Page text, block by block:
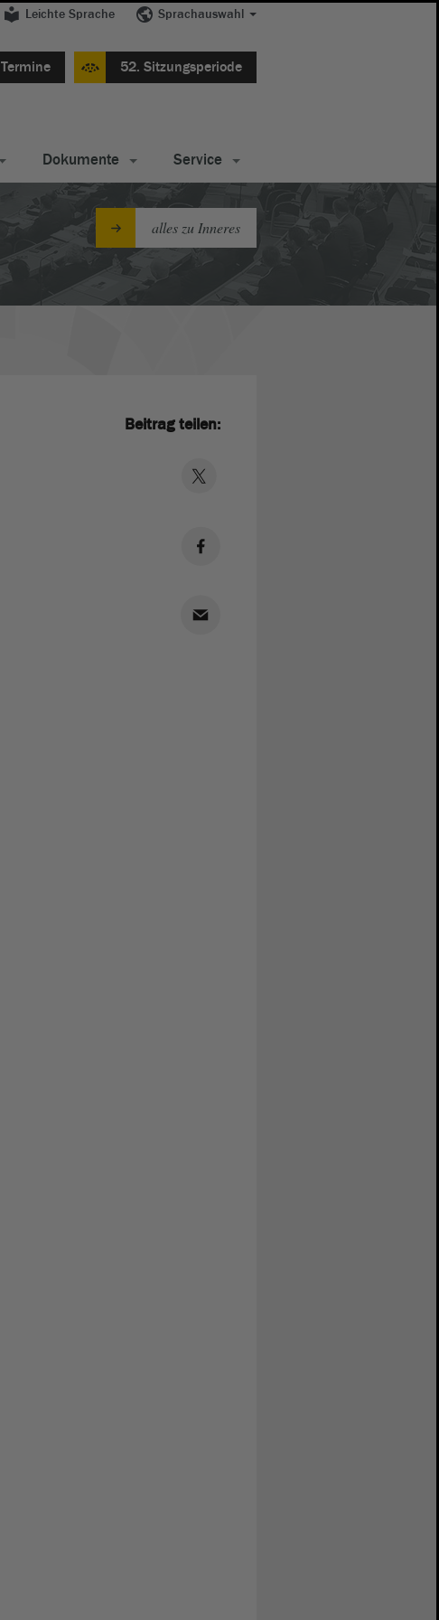
Leichte Sprache Sprachauswahl
Termine 52. Sitzungsperiode
Dokumente Service
alles zu Inneres
Beitrag teilen: